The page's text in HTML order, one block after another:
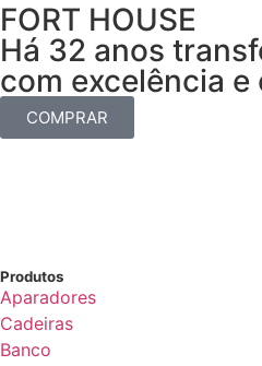
FORT HOUSE
Há 32 anos
com excelência e
COMPRAR
Produtos
Aparadores
Cadeiras
Banco